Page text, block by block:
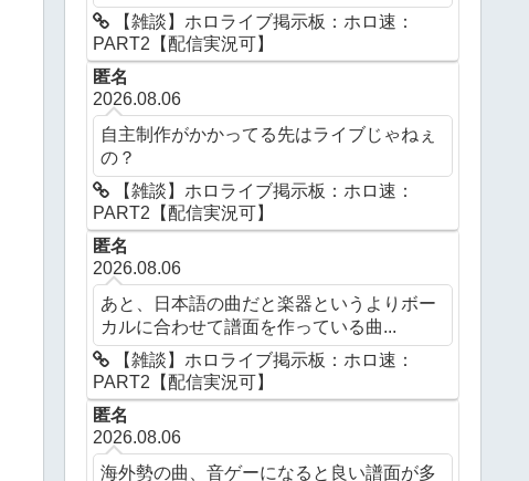
【雑談】ホロライブ掲示板：ホロ速：
PART2【配信実況可】
匿名
2026.08.06
自主制作がかかってる先はライブじゃねぇ
の？
【雑談】ホロライブ掲示板：ホロ速：
PART2【配信実況可】
匿名
2026.08.06
あと、日本語の曲だと楽器というよりボー
カルに合わせて譜面を作っている曲...
【雑談】ホロライブ掲示板：ホロ速：
PART2【配信実況可】
匿名
2026.08.06
海外勢の曲、音ゲーになると良い譜面が多